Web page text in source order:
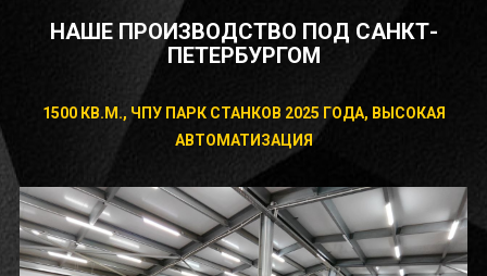
НАШЕ ПРОИЗВОДСТВО ПОД САНКТ-
ПЕТЕРБУРГОМ
1500 КВ.М., ЧПУ ПАРК СТАНКОВ 2025 ГОДА, ВЫСОКАЯ
АВТОМАТИЗАЦИЯ